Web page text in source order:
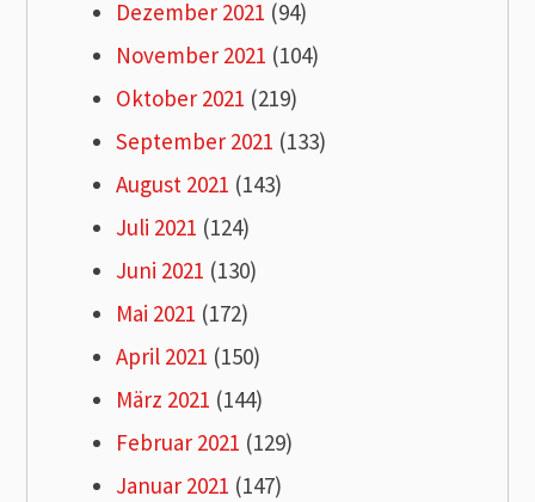
Dezember 2021 (94)
November 2021 (104)
Oktober 2021 (219)
September 2021 (133)
August 2021 (143)
Juli 2021 (124)
Juni 2021 (130)
Mai 2021 (172)
April 2021 (150)
März 2021 (144)
Februar 2021 (129)
Januar 2021 (147)